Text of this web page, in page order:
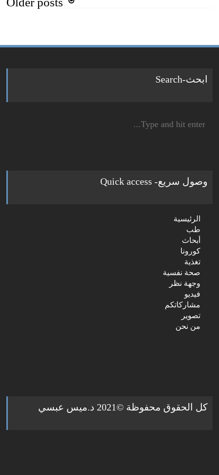
ابحث-Search
for:
وصول سريع- Quick access
الرئيسية
طب
أبحاث
كورونا
تغذية
صحة نفسية
وجهة نظر
فيديو
مشاركاتكم
تصوير
من نحن
كل الحقوق محفوظة ©2021 د.ميس عبسي